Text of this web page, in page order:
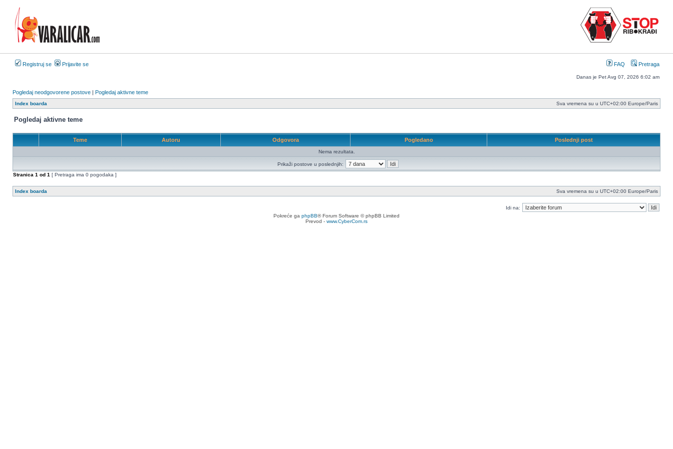
Registruj se Prijavite se FAQ Pretraga
Danas je Pet Avg 07, 2026 6:02 am
Pogledaj neodgovorene postove | Pogledaj aktivne teme
Index boarda Sva vremena su u UTC+02:00 Europe/Paris
Pogledaj aktivne teme
Teme Autoru Odgovora Pogledano Poslednji post
Nema rezultata.
Prikaži postove u poslednjih:
Stranica 1 od 1 [ Pretraga ima 0 pogodaka ]
Index boarda Sva vremena su u UTC+02:00 Europe/Paris
Idi na:
Pokreće ga phpBB® Forum Software © phpBB Limited
Prevod - www.CyberCom.rs